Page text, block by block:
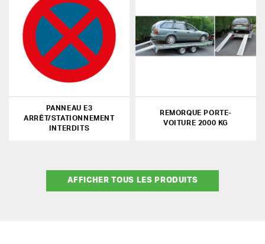
PANNEAU E3
ARRÊT/STATIONNEMENT
INTERDITS
REMORQUE PORTE-
VOITURE 2000 KG
AFFICHER TOUS LES PRODUITS